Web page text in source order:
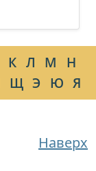
К Л М
Н
Щ Э Ю Я
Наверх